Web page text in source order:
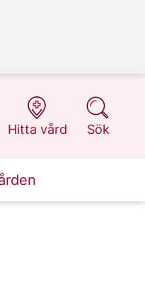
Hitta vård
på 1177.se
Sök
på 1177.se